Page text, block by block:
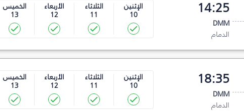
14:25
DMM
الدمام
الإثنين
10
الثلاثاء
11
الأربعاء
12
الخميس
13
18:35
DMM
الدمام
الإثنين
10
الثلاثاء
11
الأربعاء
12
الخميس
13